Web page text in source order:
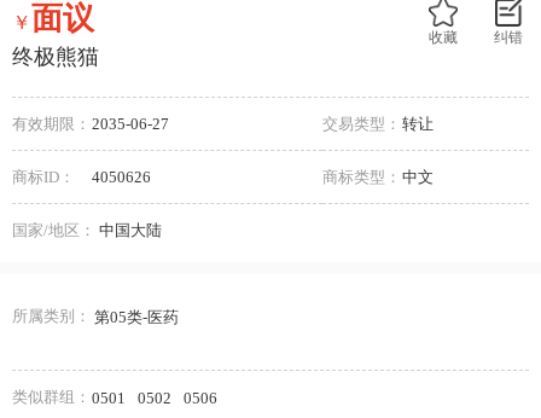
纠错
收藏
￥面议
终极熊猫
有效期限： 2035-06-27 交易类型： 转让
商标ID： 4050626 商标类型： 中文
国家/地区： 中国大陆
所属类别： 第05类-医药
类似群组： 0501 0502 0506